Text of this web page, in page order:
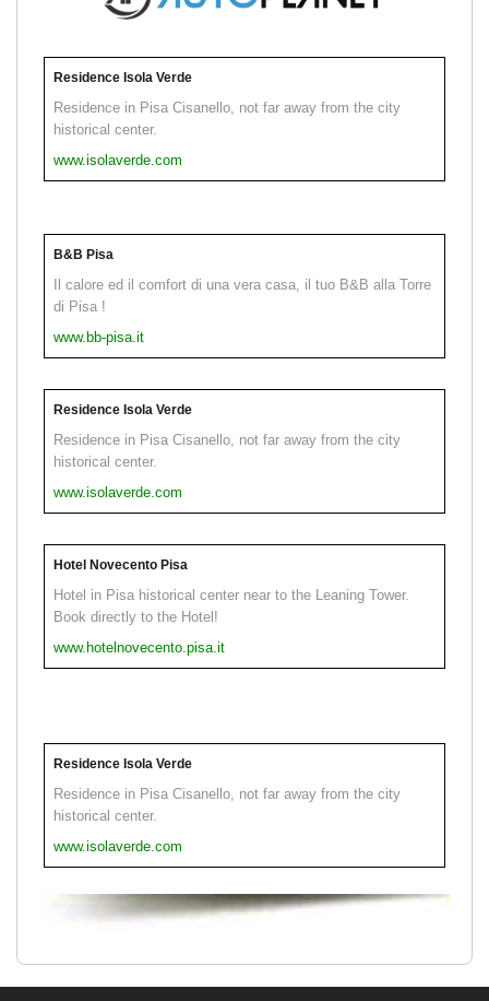
Residence Isola Verde
Residence in Pisa Cisanello, not far away from the city
historical center.
www.isolaverde.com
B&B Pisa
Il calore ed il comfort di una vera casa, il tuo B&B alla Torre
di Pisa !
www.bb-pisa.it
Residence Isola Verde
Residence in Pisa Cisanello, not far away from the city
historical center.
www.isolaverde.com
Hotel Novecento Pisa
Hotel in Pisa historical center near to the Leaning Tower.
Book directly to the Hotel!
www.hotelnovecento.pisa.it
Residence Isola Verde
Residence in Pisa Cisanello, not far away from the city
historical center.
www.isolaverde.com